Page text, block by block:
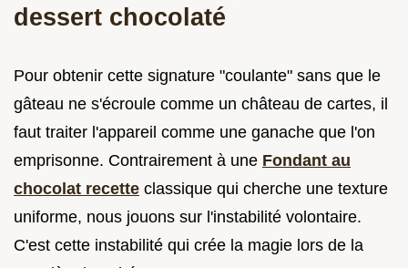
dessert chocolaté
Pour obtenir cette signature "coulante" sans que le
gâteau ne s'écroule comme un château de cartes, il
faut traiter l'appareil comme une ganache que l'on
emprisonne. Contrairement à une Fondant au
chocolat recette classique qui cherche une texture
uniforme, nous jouons sur l'instabilité volontaire.
C'est cette instabilité qui crée la magie lors de la